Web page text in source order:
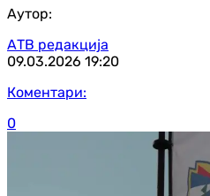
Аутор:
АТВ редакција
09.03.2026 19:20
Коментари:
0